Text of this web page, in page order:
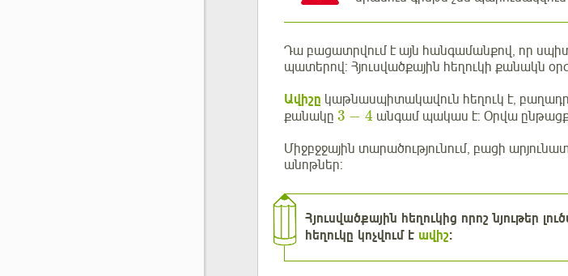
Դա բացատրվում է այն հանգամանքով, որ
պատերով: Հյուսվածքային հեղուկի քանակն
Ավիշը կաթնասպիտակավուն հեղուկ է,
քանակը 3 − 4 անգամ պակաս է: Օրվա
Միջբջջային տարածությունում, բացի
անոթներ:
Հյուսվածքային հեղուկից որոշ նյութեր
հեղուկը կոչվում է ավիշ: